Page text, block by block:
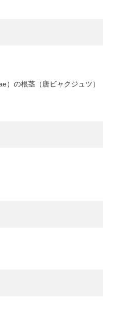
の根茎（唐ビャクジュツ）